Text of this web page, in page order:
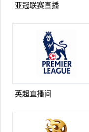
亚冠联赛直播
英超直播间